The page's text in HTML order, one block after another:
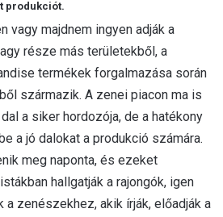
produkciót.
vagy majdnem ingyen adják a
része más területekből, a
termékek forgalmazása során
származik. A zenei piacon ma is
a siker hordozója, de a hatékony
a jó dalokat a produkció számára.
meg naponta, és ezeket
hallgatják a rajongók, igen
zenészekhez, akik írják, előadják a